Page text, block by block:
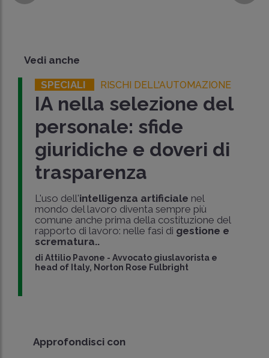
Vedi anche
SPECIALI RISCHI DELL'AUTOMAZIONE
IA nella selezione del
personale: sfide
giuridiche e doveri di
trasparenza
L'uso dell'intelligenza artificiale nel
mondo del lavoro diventa sempre più
comune anche prima della costituzione del
rapporto di lavoro: nelle fasi di gestione e
scrematura..
diAttilio Pavone -Avvocato giuslavorista e
head of Italy, Norton Rose Fulbright
Approfondisci con